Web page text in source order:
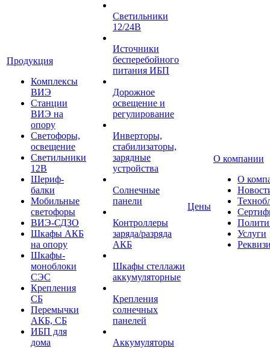
Продукция
Комплексы
ВИЭ
Станции
ВИЭ на
опору
Светофоры,
освещение
Светильники
12В
Шериф-
балки
Мобильные
светофоры
ВИЭ-СДЗО
Шкафы АКБ
на опору
Шкафы-
моноблоки
СЭС
Крепления
СБ
Перемычки
АКБ, СБ
ИБП для
дома
Светильники
12/24В
Источники
бесперебойного
питания ИБП
Дорожное
освещение и
регулирование
Инверторы,
стабилизаторы,
зарядные
устройства
Солнечные
панели
Контроллеры
заряда/разряда
АКБ
Шкафы стеллажи
аккумуляторные
Крепления
солнечных
панелей
Аккумуляторы
Цены
О компании
О
Услуги